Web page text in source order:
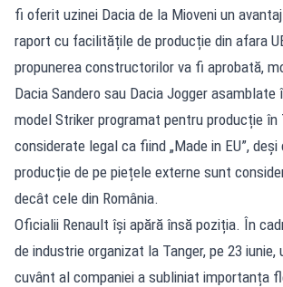
fi oferit uzinei Dacia de la Mioveni un
raport cu facilitățile de producție din afara
propunerea constructorilor va fi aprobată,
Dacia Sandero sau Dacia Jogger asamblate
model Striker programat pentru producție în
considerate legal ca fiind „Made in EU”,
producție de pe piețele externe sunt
decât cele din România.
Oficialii Renault își apără însă poziția. În
de industrie organizat la Tanger, pe 23 iunie,
cuvânt al companiei a subliniat importanța